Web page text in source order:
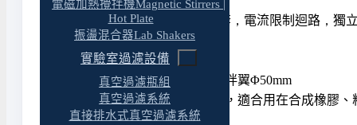
電磁加熱攪拌機Magnetic Stirrers |
Hot Plate
振盪混合器Lab Shakers
實驗室過濾設備
真空過濾瓶組
真空過濾系統
直接排水式真空過濾系統
具過熱保護裝置
軸承封套 ， 電流限制迴路 ， 獨
DC無碳刷馬達，70W
攪拌軸心，1~10 mm
Φ8 x 495 mm攪拌棒 攪拌翼Φ50mm
ZZ-2000系列使用
馬達，適合用在合成橡膠